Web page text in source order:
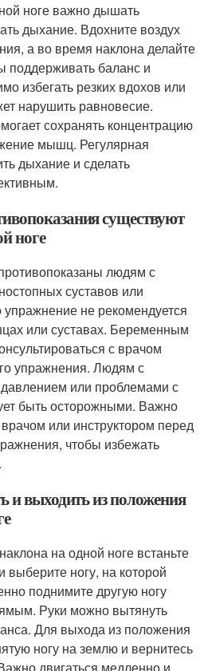
ноге важно дышать
дыхание. Вдохните воздух
а во время наклона делайте
баланс и
избегать резких вдохов или
нарушить равновесие.
сохранять концентрацию
мышц. Регулярная
дыхание и сделать
существуют
ноге
людям с
суставов или
упражнение не рекомендуется
или суставах. Беременным
с врачом
упражнения. Людям с
или проблемами с
быть осторожными. Важно
или инструктором перед
чтобы избежать
и выходить из положения
на одной ноге встаньте
выберите ногу, на которой
поднимите другую ногу
Руки можно вытянуть
Для выхода из положения
ногу на землю и вернитесь